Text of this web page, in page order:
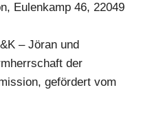
Eulenkamp 46, 22049
– Jöran und
der
gefördert vom